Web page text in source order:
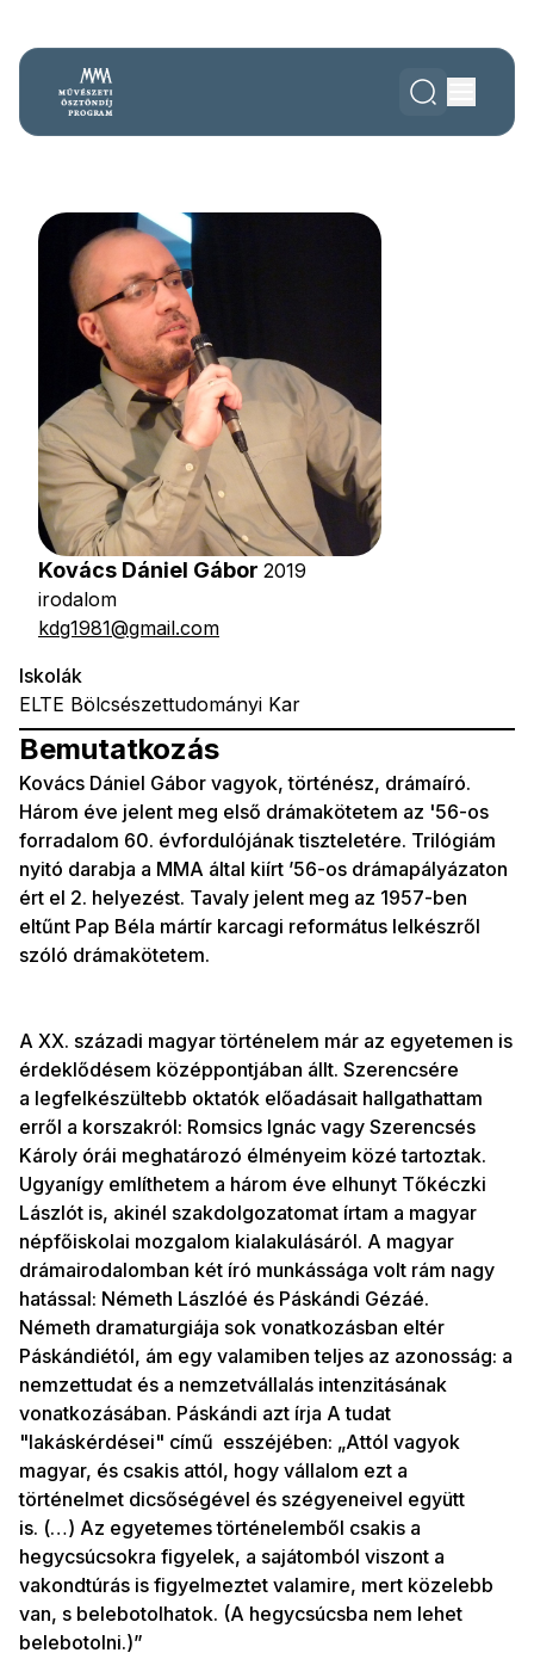
Kovács Dániel Gábor 2019
irodalom
kdg1981@gmail.com
Bemutatkozás
Kovács Dániel Gábor vagyok, történész, drámaíró.
Három éve jelent meg első drámakötetem az '56-os
forradalom 60. évfordulójának tiszteletére. Trilógiám
nyitó darabja a MMA által kiírt ’56-os drámapályázaton
ért el 2. helyezést. Tavaly jelent meg az 1957-ben
eltűnt Pap Béla mártír karcagi református lelkészről
szóló drámakötetem.
A XX. századi magyar történelem már az egyetemen is
érdeklődésem középpontjában állt. Szerencsére
a legfelkészültebb oktatók előadásait hallgathattam
erről a korszakról: Romsics Ignác vagy Szerencsés
Károly órái meghatározó élményeim közé tartoztak.
Ugyanígy említhetem a három éve elhunyt Tőkéczki
Lászlót is, akinél szakdolgozatomat írtam a magyar
népfőiskolai mozgalom kialakulásáról. A magyar
drámairodalomban két író munkássága volt rám nagy
hatással: Németh Lászlóé és Páskándi Gézáé.
Németh dramaturgiája sok vonatkozásban eltér
Páskándiétól, ám egy valamiben teljes az azonosság: a
nemzettudat és a nemzetvállalás intenzitásának
vonatkozásában. Páskándi azt írja A tudat
"lakáskérdései" című esszéjében: „Attól vagyok
magyar, és csakis attól, hogy vállalom ezt a
történelmet dicsőségével és szégyeneivel együtt
is. (…) Az egyetemes történelemből csakis a
hegycsúcsokra figyelek, a sajátomból viszont a
vakondtúrás is figyelmeztet valamire, mert közelebb
van, s belebotolhatok. (A hegycsúcsba nem lehet
belebotolni.)”
Iskolák
ELTE Bölcsészettudományi Kar